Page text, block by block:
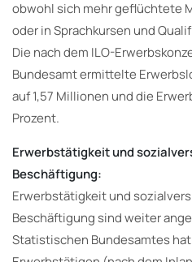
obwohl sich mehr geflüchtete
oder in Sprachkursen und
Die nach dem ILO-
Bundesamt ermittelte
auf 1,57 Millionen und die
Prozent.
Erwerbstätigkeit und
Beschäftigung:
Erwerbstätigkeit und
Beschäftigung sind weiter
Statistischen Bundesamtes